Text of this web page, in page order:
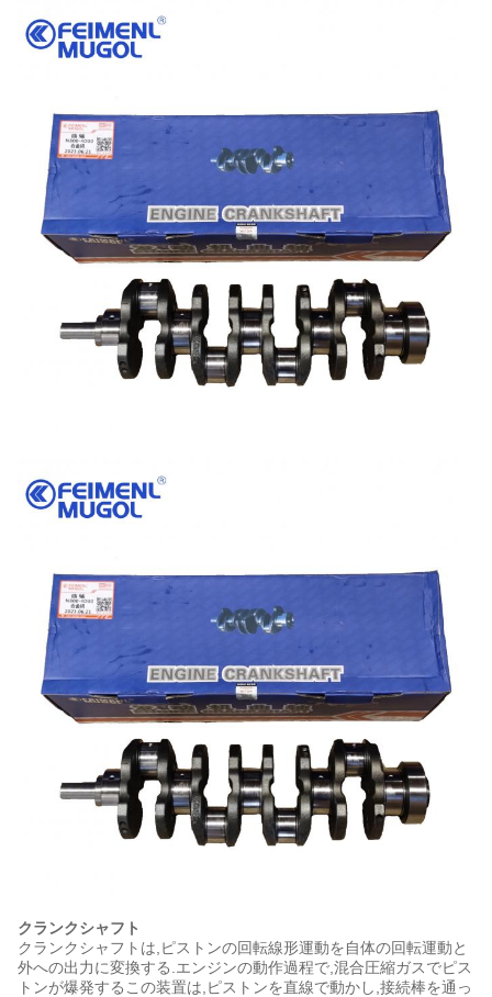
クランクシャフト
クランクシャフトは,ピストンの回転線形運動を自体の回転運動と
外への出力に変換する.エンジンの動作過程で,混合圧縮ガスでピス
トンが爆発するこの装置は,ピストンを直線で動かし,接続棒を通っ